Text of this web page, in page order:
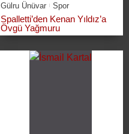
Gülru Ünüvar Spor
Spalletti’den Kenan Yıldız’a
Övgü Yağmuru